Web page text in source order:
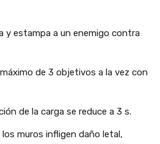
y estampa a un enemigo contra
de 3 objetivos a la vez con
de la carga se reduce a 3 s.
muros infligen daño letal,